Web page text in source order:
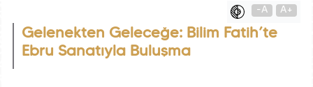
-A A+
Gelenekten Geleceğe: Bilim Fatih’te
Ebru Sanatıyla Buluşma